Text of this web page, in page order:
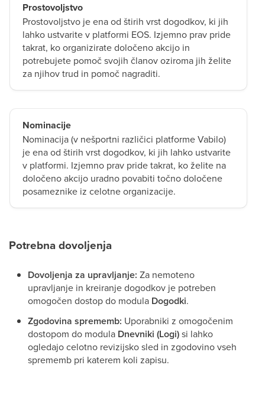
Prostovoljstvo
Prostovoljstvo je ena od štirih vrst dogodkov, ki jih
lahko ustvarite v platformi EOS. Izjemno prav pride
takrat, ko organizirate določeno akcijo in
potrebujete pomoč svojih članov oziroma jih želite
za njihov trud in pomoč nagraditi.
Nominacije
Nominacija (v nešportni različici platforme Vabilo)
je ena od štirih vrst dogodkov, ki jih lahko ustvarite
v platformi. Izjemno prav pride takrat, ko želite na
določeno akcijo uradno povabiti točno določene
posameznike iz celotne organizacije.
Potrebna dovoljenja
Dovoljenja za upravljanje: Za nemoteno
upravljanje in kreiranje dogodkov je potreben
omogočen dostop do modula Dogodki.
Zgodovina sprememb: Uporabniki z omogočenim
dostopom do modula Dnevniki (Logi)si lahko
ogledajo celotno revizijsko sled in zgodovino vseh
sprememb pri katerem koli zapisu.